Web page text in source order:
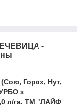
-
(Сою, Горох, Нут,
з
л/га. ТМ "ЛАЙФ